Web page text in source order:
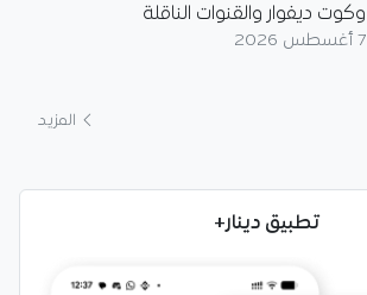
وكوت ديفوار والقنوات الناقلة
7 أغسطس 2026
المزيد
تطبيق دينار+